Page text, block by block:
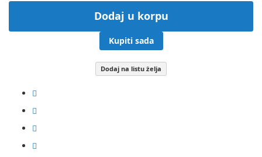
Dodaj u korpu
Kupiti sada
Dodaj na listu želja